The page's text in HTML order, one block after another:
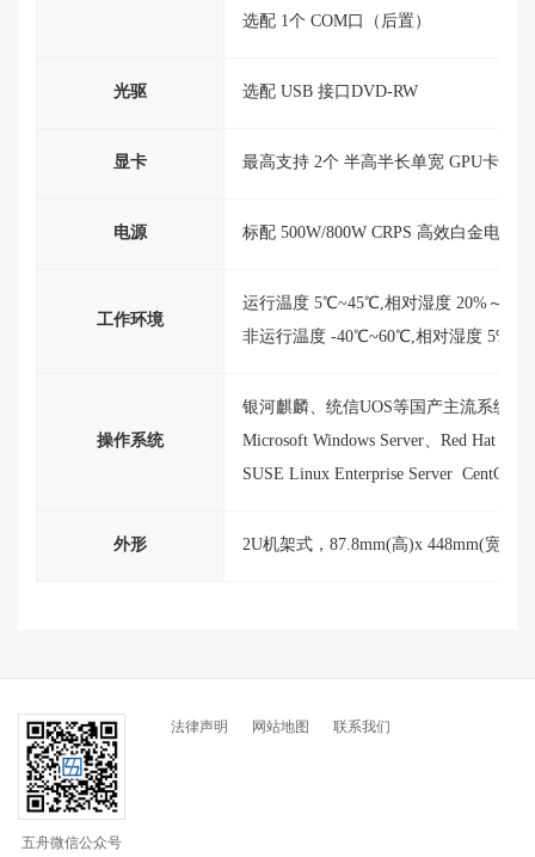
选配 1个 COM口（后置）
光驱 选配 USB 接口 DVD-RW
显卡 最高支持 2个 半高半长单宽 GPU卡
电源 标配 500W/800W CRPS 高效白金电源
工作环境
运行温度 5℃~45℃,相对湿度 20% ～
非运行温度 -40℃~60℃,相对湿度 5%～
操作系统
银河麒麟、统信UOS等国产主流系统，
Microsoft Windows Server、Red Hat
SUSE Linux Enterprise Server CentOS
外形 2U机架式，87.8mm(高)x 448mm(宽)x
五舟微信公众号
法律声明 网站地图 联系我们